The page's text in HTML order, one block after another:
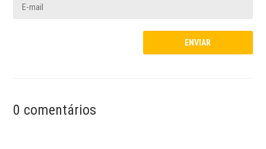
0 comentários